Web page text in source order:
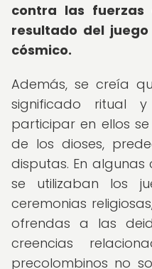
contra las
resultado del
cósmico.
Además, se creía
significado ritual
participar en ellos
de los dioses,
disputas. En
se utilizaban los
ceremonias
ofrendas a las
creencias
precolombinos no